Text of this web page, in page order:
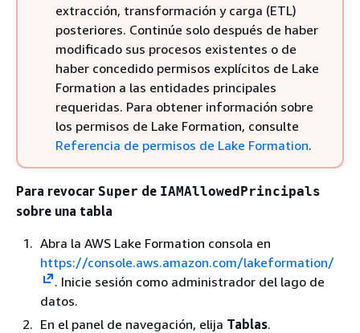
extracción, transformación y carga (ETL)
posteriores. Continúe solo después de haber
modificado sus procesos existentes o de
haber concedido permisos explícitos de Lake
Formation a las entidades principales
requeridas. Para obtener información sobre
los permisos de Lake Formation, consulte
Referencia de permisos de Lake Formation.
Para revocar Super de IAMAllowedPrincipals
sobre una tabla
Abra la AWS Lake Formation consola en
https://console.aws.amazon.com/lakeformation/
. Inicie sesión como administrador del lago de
datos.
En el panel de navegación, elija Tablas.